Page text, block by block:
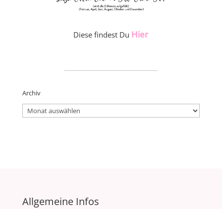
Diese findest Du Hier
Archiv
Archiv
Allgemeine Infos